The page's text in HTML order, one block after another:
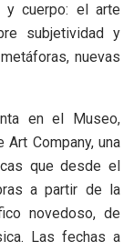
y cuerpo: el arte
subjetividad y
nuevas
en el Museo,
Company, una
que desde el
a partir de la
novedoso, de
Las fechas a